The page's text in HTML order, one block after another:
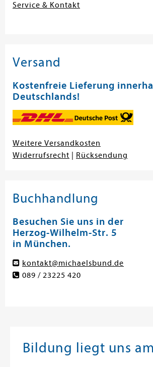
Service & Kontakt
Versand
Kostenfreie Lieferung
Deutschlands!
Weitere Versandkosten
Widerrufsrecht
Rücksendung
Buchhandlung
Besuchen Sie uns in der
Herzog-Wilhelm-Str. 5
in München.
kontakt@michaelsbund.de
089 / 23225 420
Bildung liegt uns